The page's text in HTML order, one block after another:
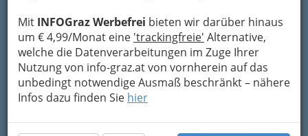
Mit INFOGraz Werbefrei bieten wir darüber hinaus
um € 4,99/Monat eine 'trackingfreie' Alternative,
welche die Datenverarbeitungen im Zuge Ihrer
Nutzung von info-graz.at von vornherein auf das
unbedingt notwendige Ausmaß beschränkt – nähere
Infos dazu finden Sie hier
Navigation
Bäcker u. Konditoren
Bionahrung Graz - biologische
Ernährung